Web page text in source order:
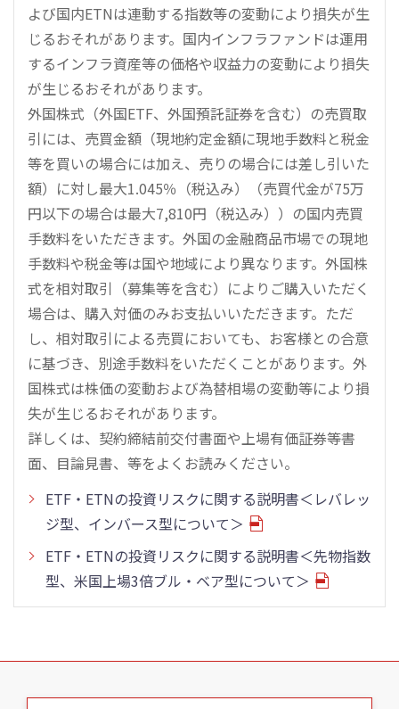
よび国内ETNは連動する指数等の変動により損失が生
じるおそれがあります。国内インフラファンドは運用
するインフラ資産等の価格や収益力の変動により損失
が生じるおそれがあります。
外国株式（外国ETF、外国預託証券を含む）の売買取
引には、売買金額（現地約定金額に現地手数料と税金
等を買いの場合には加え、売りの場合には差し引いた
額）に対し最大1.045％（税込み）（売買代金が75万
円以下の場合は最大7,810円（税込み））の国内売買
手数料をいただきます。外国の金融商品市場での現地
手数料や税金等は国や地域により異なります。外国株
式を相対取引（募集等を含む）によりご購入いただく
場合は、購入対価のみお支払いいただきます。ただ
し、相対取引による売買においても、お客様との合意
に基づき、別途手数料をいただくことがあります。外
国株式は株価の変動および為替相場の変動等により損
失が生じるおそれがあります。
詳しくは、契約締結前交付書面や上場有価証券等書
面、目論見書、等をよくお読みください。
ETF・ETNの投資リスクに関する説明書＜レバレッ
ジ型、インバース型について＞
ETF・ETNの投資リスクに関する説明書＜先物指数
型、米国上場3倍ブル・ベア型について＞
こ